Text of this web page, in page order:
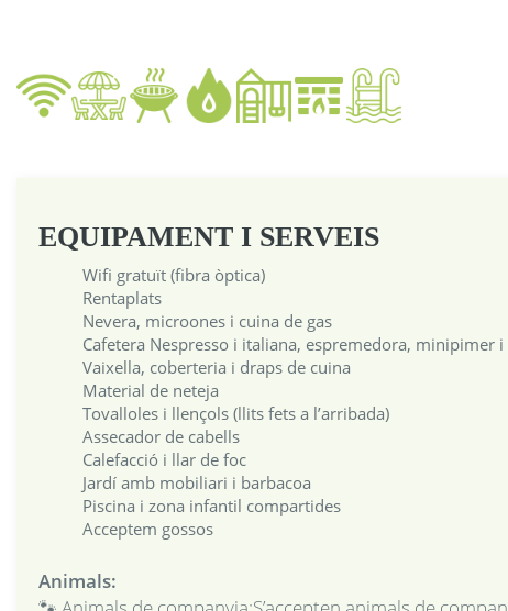
get
the
changing
dates.
EQUIPAMENT I SERVEIS
Wifi gratuït (fibra òptica)
Rentaplats
Nevera, microones i cuina de gas
Cafetera Nespresso i italiana, espremedora, minipimer
Vaixella, coberteria i draps de cuina
Material de neteja
Tovalloles i llençols (llits fets a l’arribada)
Assecador de cabells
Calefacció i llar de foc
Jardí amb mobiliari i barbacoa
Piscina i zona infantil compartides
Acceptem gossos
Animals: